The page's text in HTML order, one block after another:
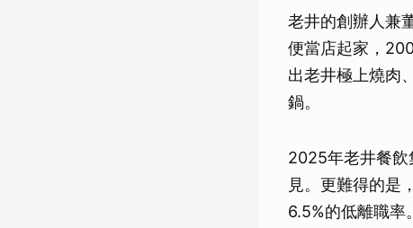
老井的創辦人兼
便當店起家，
出老井極上燒肉
鍋。
2025年老井餐飲
見。更難得的是
6.5%的低離職率